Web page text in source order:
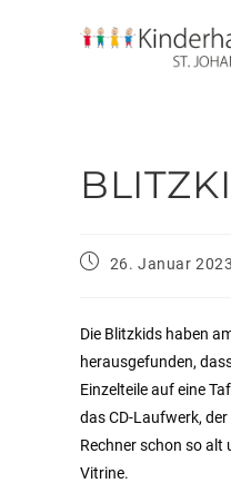
26. Januar 2023
Die Blitzkids haben
herausgefunden,
Einzelteile auf eine
das CD-Laufwerk,
Rechner schon so alt
Vitrine.